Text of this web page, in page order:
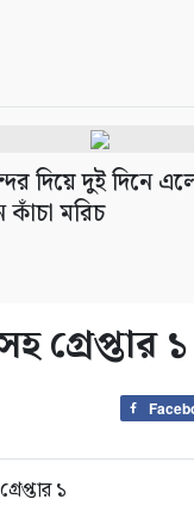
দিয়ে দুই দিনে
কাঁচা মরিচ
১